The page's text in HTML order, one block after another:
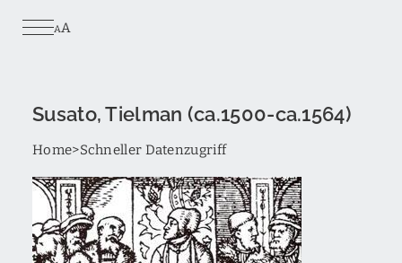
AA
Susato, Tielman (ca.1500-ca.1564)
Breadcrumb
Home Schneller Datenzugriff